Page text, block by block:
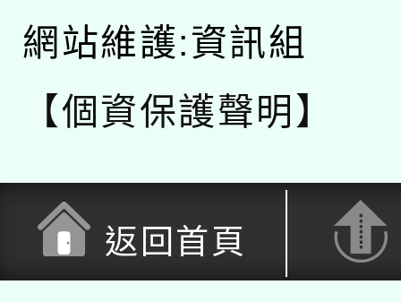
網站維護:資訊組
【個資保護聲明】
返回首頁